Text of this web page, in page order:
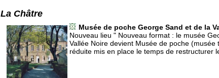
La Châtre
Musée de poche George Sand et de la
Nouveau lieu " Nouveau format : le musée
Vallée Noire devient Musée de poche (musée
réduite mis en place le temps de restructurer